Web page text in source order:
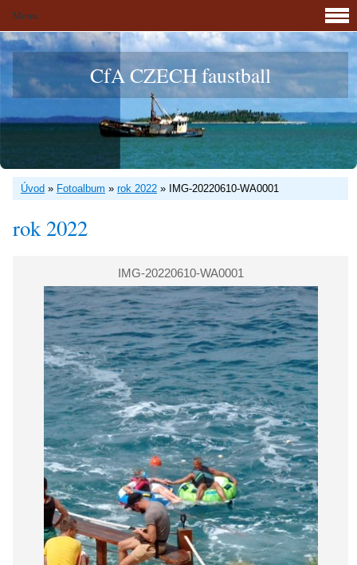
CfA CZECH faustball
Úvod » Fotoalbum » rok 2022 » IMG-20220610-WA0001
rok 2022
IMG-20220610-WA0001
Menu